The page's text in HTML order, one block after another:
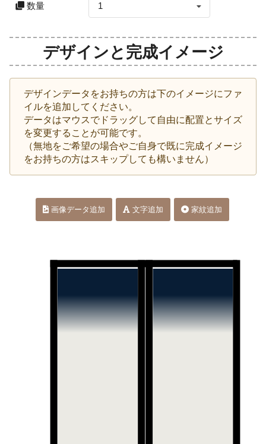
数量 1
デザインと完成イメージ
デザインデータをお持ちの方は下のイメージにファ
イルを追加してください。
データはマウスでドラッグして自由に配置とサイズ
を変更することが可能です。
（無地をご希望の場合やご自身で既に完成イメージ
をお持ちの方はスキップしても構いません）
画像データ追加 文字追加 家紋追加